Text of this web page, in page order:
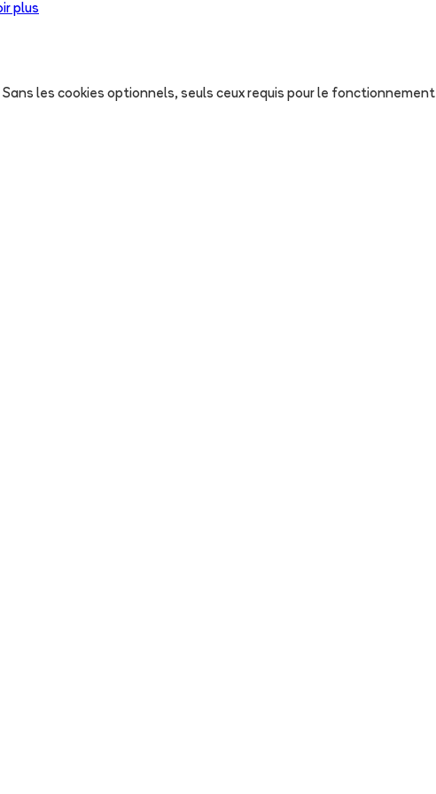
plus
les cookies optionnels, seuls ceux requis pour le fonctionnement